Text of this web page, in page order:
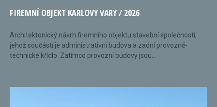
FIREMNÍ OBJEKT KARLOVY VARY / 2026
Architektonický návrh firemního objektu stavební společnosti,
jehož součástí je administrativní budova a zadní provozně-
technické křídlo. Zatímco provozní budovy jsou...